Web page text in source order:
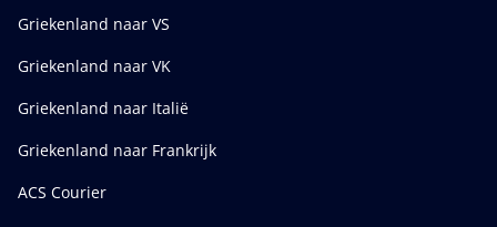
Griekenland naar VS
Griekenland naar VK
Griekenland naar Italië
Griekenland naar Frankrijk
ACS Courier